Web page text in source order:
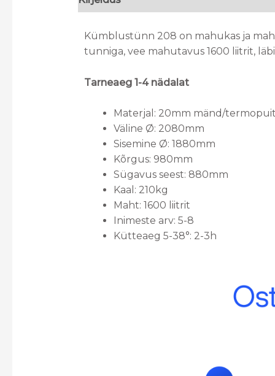
Kümblustünn 208 on mahukas ja
tunniga, vee mahutavus 1600 liitrit,
Tarneaeg 1-4 nädalat
Materjal: 20mm mänd/termopuit
Väline Ø: 2080mm
Sisemine Ø: 1880mm
Kõrgus: 980mm
Sügavus seest: 880mm
Kaal: 210kg
Maht: 1600 liitrit
Inimeste arv: 5-8
Kütteaeg 5-38°: 2-3h